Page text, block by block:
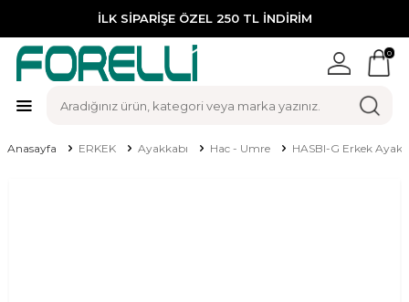
İLK SİPARİŞE ÖZEL 250 TL İNDİRİM
0
Anasayfa ERKEK Ayakkabı Hac - Umre HASBI-G Erkek